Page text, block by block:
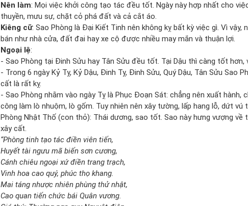
Nên làm: Mọi việc khởi công tạo tác đều tốt. Ngày này hợp nhất cho
thuyền, mưu sự, chặt cỏ phá đất và cả cắt áo.
Kiêng cữ: Sao Phòng là Đại Kiết Tinh nên không kỵ bất kỳ việc gì. Vì
bán như nhà cửa, đất đai hay xe cộ được nhiều may mắn và thuận lợi.
Ngoại lệ:
- Sao Phòng tại Đinh Sửu hay Tân Sửu đều tốt. Tại Dậu thì càng tốt hơn,
- Trong 6 ngày Kỷ Tỵ, Kỷ Dậu, Đinh Tỵ, Đinh Sửu, Quý Dậu, Tân Sửu
cất là rất kỵ.
- Sao Phòng nhằm vào ngày Tỵ là Phục Đoạn Sát: chẳng nên xuất hành,
công làm lò nhuộm, lò gốm. Tuy nhiên nên xây tường, lấp hang lỗ, dứt
Phòng Nhật Thố (con thỏ): Thái dương, sao tốt. Sao này hưng vượng
xây cất.
“Phòng tinh tạo tác điền viên tiến,
Huyết tài ngưu mã biến sơn cương,
Cánh chiêu ngoại xứ điền trang trạch,
Vinh hoa cao quý, phúc thọ khang.
Mai táng nhược nhiên phùng thử nhật,
Cao quan tiến chức bái Quân vương.